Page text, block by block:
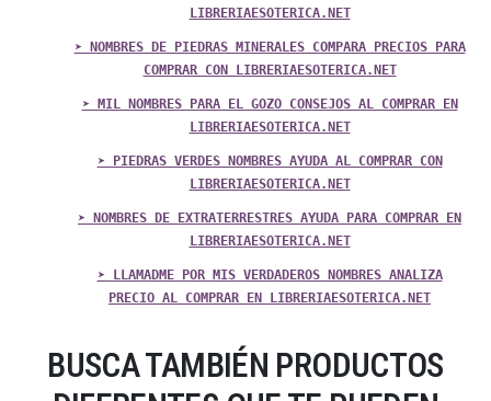
LIBRERIAESOTERICA.NET
➤ NOMBRES DE PIEDRAS MINERALES COMPARA PRECIOS PARA
COMPRAR CON LIBRERIAESOTERICA.NET
➤ MIL NOMBRES PARA EL GOZO CONSEJOS AL COMPRAR EN
LIBRERIAESOTERICA.NET
➤ PIEDRAS VERDES NOMBRES AYUDA AL COMPRAR CON
LIBRERIAESOTERICA.NET
➤ NOMBRES DE EXTRATERRESTRES AYUDA PARA COMPRAR EN
LIBRERIAESOTERICA.NET
➤ LLAMADME POR MIS VERDADEROS NOMBRES ANALIZA
PRECIO AL COMPRAR EN LIBRERIAESOTERICA.NET
BUSCA TAMBIÉN PRODUCTOS